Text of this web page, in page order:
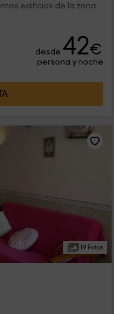
edificios de la zona;
desde 42€
persona y noche
19 Fotos